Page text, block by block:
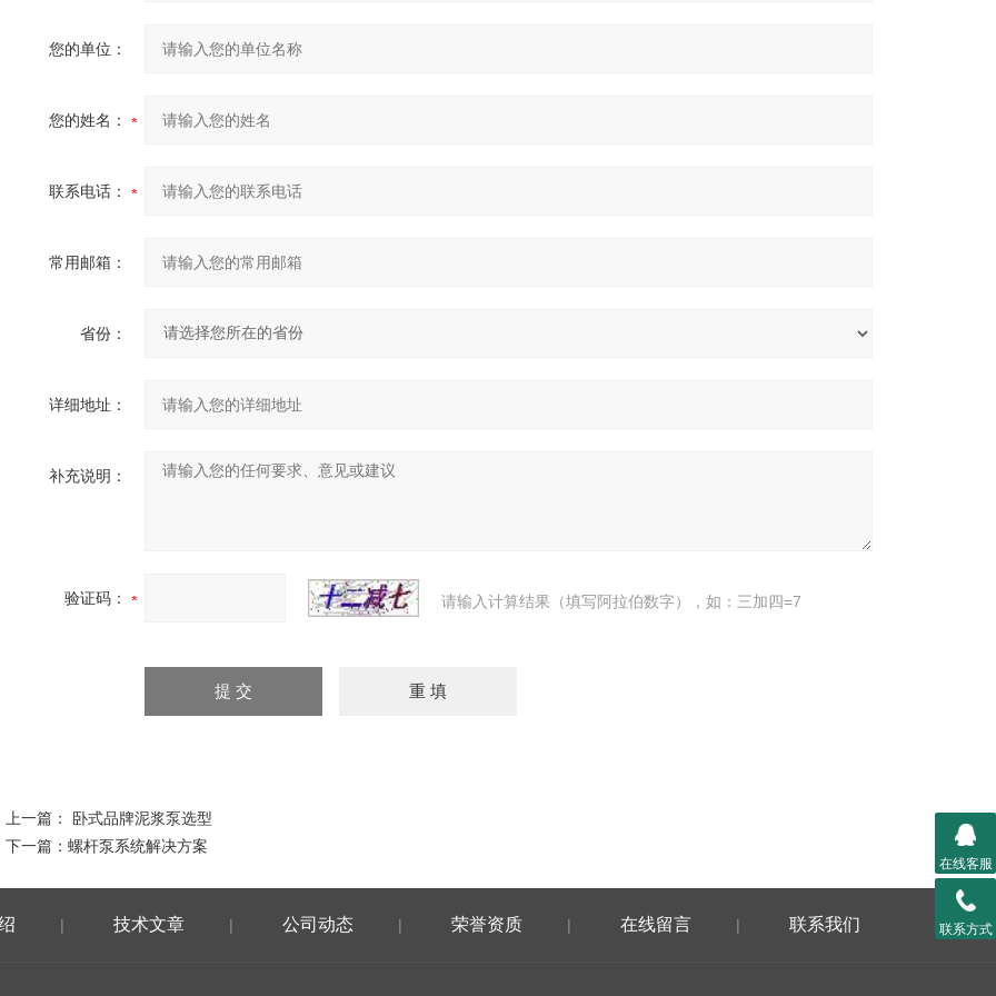
您的单位：
您的姓名：
联系电话：
常用邮箱：
省份：
详细地址：
补充说明：
验证码： 请输入计算结果（填写阿拉伯数字），如：三加四=7
上一篇： 卧式品牌泥浆泵选型
下一篇： 螺杆泵系统解决方案
| 技术文章 | 公司动态 | 荣誉资质 | 在线留言 | 联系我们
在线客服
联系方式